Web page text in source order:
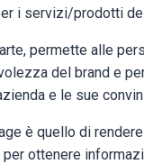
i servizi/prodotti
permette alle
del brand e
e le sue
è quello di
ottenere